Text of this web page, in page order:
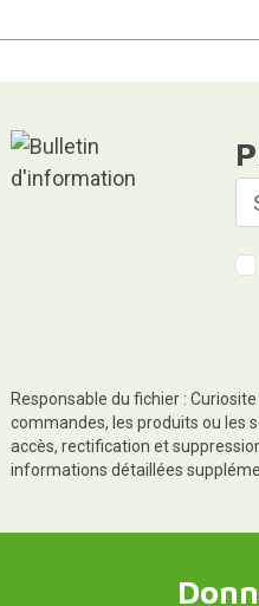
Responsable du fichier :
commandes, les produits ou les
accès, rectification et
informations détaillées